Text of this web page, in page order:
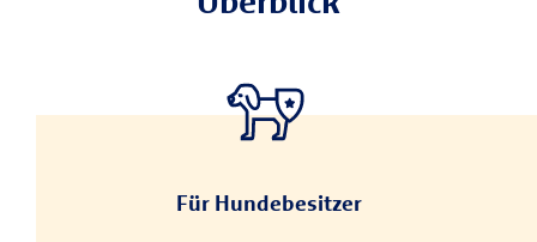
Für Hundebesitzer